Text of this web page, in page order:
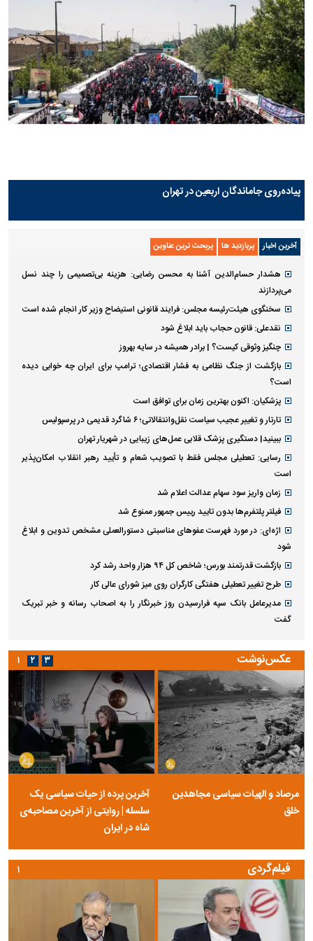
پیاده‌روی جاماندگان اربعین در تهران
آخرین اخبار پربازدید ها پربحث ترین عناوین
هشدار حسام‌الدین آشنا به محسن رضایی: هزینه بی‌تصمیمی را چند نسل
می‌پردازند
سخنگوی هیئت‌رئیسه مجلس: فرایند قانونی استیضاح وزیر کار انجام شده است
نقدعلی: قانون حجاب باید ابلاغ شود
چنگیز وثوقی کیست؟ | برادر همیشه در سایه بهروز
بازگشت از جنگ نظامی به فشار اقتصادی؛ ترامپ برای ایران چه خوابی دیده
است؟
پزشکیان: اکنون بهترین زمان برای توافق است
تارتار و تغییر عجیب سیاست نقل‌وانتقالاتی؛ ۶ شاگرد قدیمی در پرسپولیس
ببینید| دستگیری پزشک قلابی عمل‌های زیبایی در شهریار تهران
رسایی: تعطیلی مجلس فقط با تصویب شعام و تأیید رهبر انقلاب امکان‌پذیر
است
زمان واریز سود سهام عدالت اعلام شد
فیلتر پلتفرم‌ها بدون تایید رییس جمهور ممنوع شد
اژه‌ای: در مورد فهرست عفو‌های مناسبتی دستورالعملی مشخص تدوین و ابلاغ
شود
بازگشت قدرتمند بورس؛ شاخص کل ۹۴ هزار واحد رشد کرد
طرح تغییر تعطیلی هفتگی کارگران روی میز شورای عالی کار
مدیرعامل بانک سپه فرارسیدن روز خبرنگار را به اصحاب رسانه و خبر تبریک
گفت
عکس‌نوشت
مرصاد و الهیات سیاسی مجاهدین
خلق
آخرین پرده از حیات سیاسی یک
سلسله | روایتی از آخرین مصاحبه‌ی
شاه در ایران
۱ ۲ ۳
فیلم‌گردی ۱